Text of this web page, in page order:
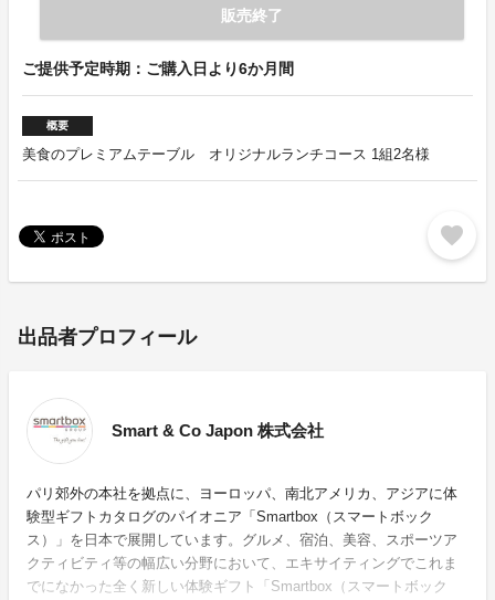
販売終了
ご提供予定時期：ご購入日より6か月間
概要
美食のプレミアムテーブル オリジナルランチコース 1組2名様
favorite
出品者プロフィール
Smart & Co Japon 株式会社
パリ郊外の本社を拠点に、ヨーロッパ、南北アメリカ、アジアに体
験型ギフトカタログのパイオニア「Smartbox（スマートボック
ス）」を日本で展開しています。グルメ、宿泊、美容、スポーツア
クティビティ等の幅広い分野において、エキサイティングでこれま
でになかった全く新しい体験ギフト「Smartbox（スマートボック